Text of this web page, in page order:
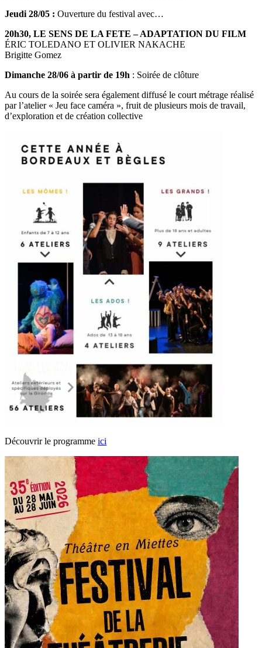
Jeudi 28/05 : Ouverture du festival avec…
20h30, LE SENS DE LA FETE – ADAPTATION DU FILM
ÉRIC TOLEDANO ET OLIVIER NAKACHE
Brigitte Gomez
Dimanche 28/06 à partir de 19h : Soirée de clôture
Au cours de la soirée sera également diffusé le court métrage réalisé
par l’atelier « Jeu face caméra », fruit de plusieurs mois de travail,
d’exploration et de création collective
Découvrir le programme ici